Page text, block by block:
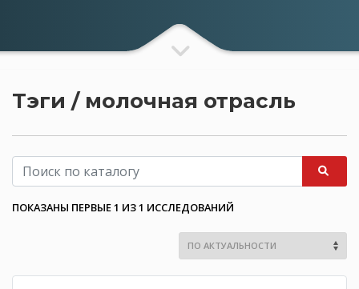
Тэги / молочная отрасль
ПОКАЗАНЫ ПЕРВЫЕ 1 ИЗ 1 ИССЛЕДОВАНИЙ